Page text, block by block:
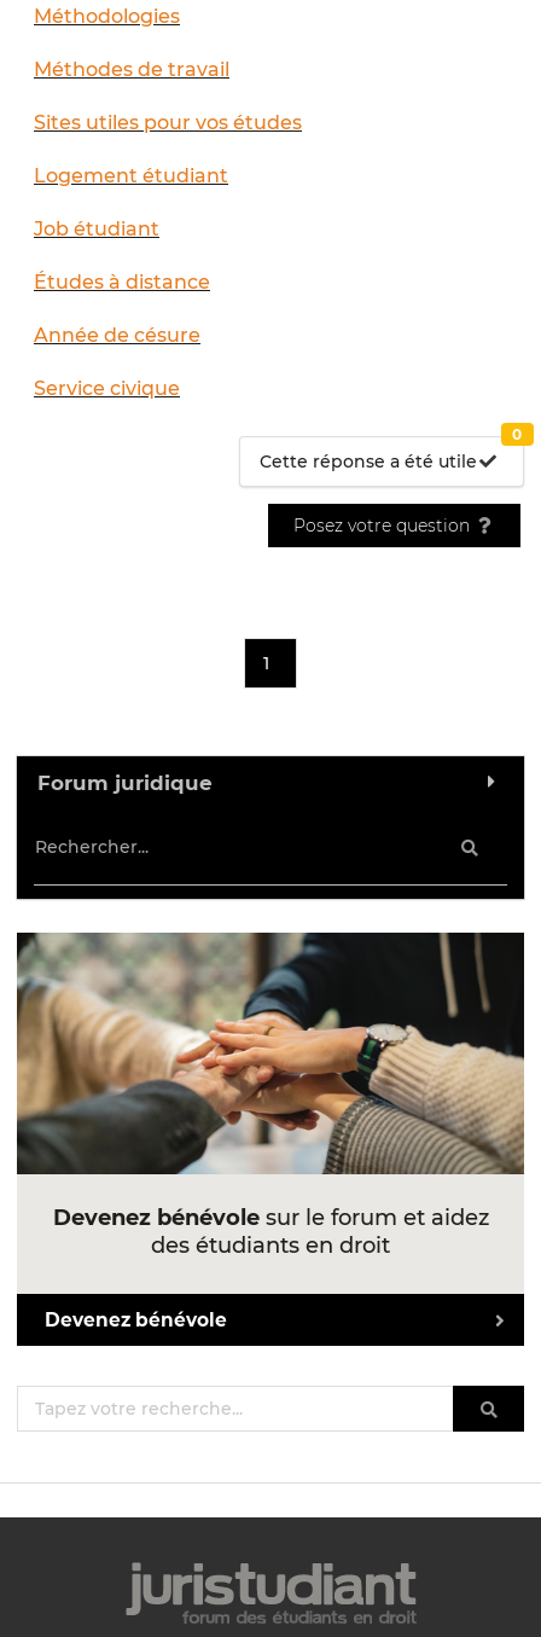
Méthodologies
Méthodes de travail
Sites utiles pour vos études
Logement étudiant
Job étudiant
Études à distance
Année de césure
Service civique
Cette réponse a été utile
0
Posez votre question
1
Forum juridique
Devenez bénévolesur le forum et aidez
des étudiants en droit
Devenez bénévole